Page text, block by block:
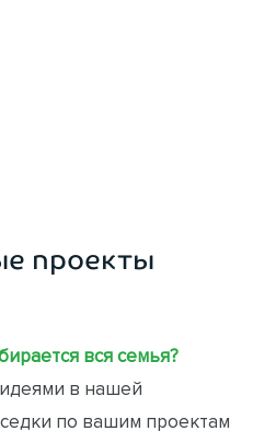
проекты
вся семья?
в нашей
по вашим проектам